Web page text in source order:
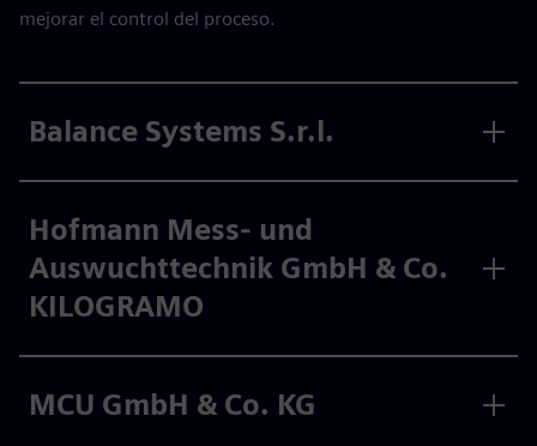
mejorar el control del proceso.
Balance Systems S.r.l.
Hofmann Mess- und
Auswuchttechnik GmbH & Co.
KILOGRAMO
MCU GmbH & Co. KG